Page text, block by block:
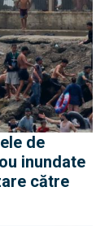
de
inundate
către